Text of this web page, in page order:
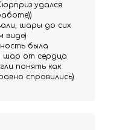
удался
шары до сих
виде)
была
шар от сердца
понять как
справились)